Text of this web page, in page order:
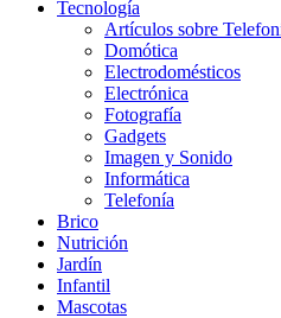
Tecnología
Artículos sobre
Domótica
Electrodomésticos
Electrónica
Fotografía
Gadgets
Imagen y Sonido
Informática
Telefonía
Brico
Nutrición
Jardín
Infantil
Mascotas